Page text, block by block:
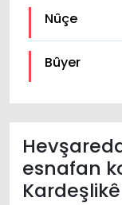
Nûçe
Bûyer
esnafan